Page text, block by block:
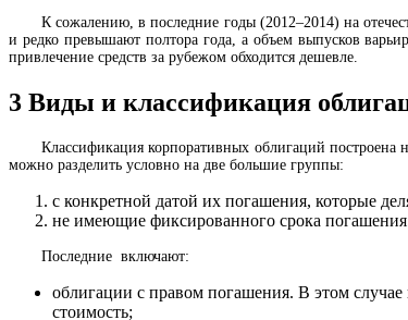
К сожалению, в последние годы (2012–2014) на
и редко превышают полтора года, а объем выпусков
привлечение средств за рубежом обходится дешевле.
3 Виды и классификация
Классификация корпоративных облигаций
можно разделить условно на две большие группы:
с конкретной датой их погашения, которые
не имеющие фиксированного срока
Последние включают:
облигации с правом погашения. В этом
стоимость;